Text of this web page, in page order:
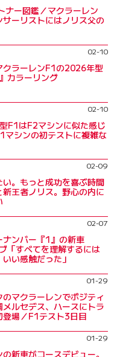
ナー図鑑／マクラーレン
ーリストにはノリス父の
02-10
クラーレンF1の2026年型
カラーリング
02-10
F1はF2マシンに似た感じ
マシンの初テストに複雑な
02-09
い。もっと成功を喜ぶ時間
王者ノリス。野心の内に
02-07
ンバー『1』の新車
「すべてを理解するには
い感触だった」
01-29
マクラーレンでポジティ
ルセデス、ハースにトラ
登場／F1テスト3日目
01-29
新車がコースデビュー。